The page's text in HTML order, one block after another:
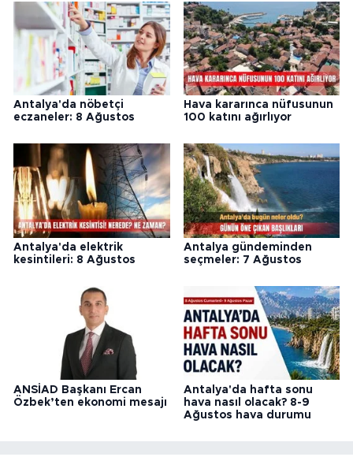
Antalya'da nöbetçi
eczaneler: 8 Ağustos
Hava kararınca nüfusunun
100 katını ağırlıyor
Antalya'da elektrik
kesintileri: 8 Ağustos
Antalya gündeminden
seçmeler: 7 Ağustos
ANSİAD Başkanı Ercan
Özbek’ten ekonomi mesajı
Antalya'da hafta sonu
hava nasıl olacak? 8-9
Ağustos hava durumu